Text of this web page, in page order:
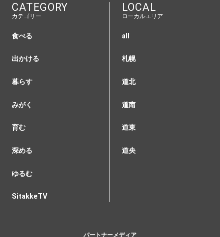
CATEGORY
カテゴリー
食べる
出かける
暮らす
みがく
育む
深める
ゆるむ
SitakkeTV
LOCAL
ローカルエリア
all
札幌
道北
道南
道東
道央
パートナーメディア